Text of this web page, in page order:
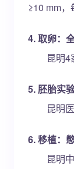
≥10 mm，
4. 取卵：
昆明4家
5. 胚胎实
昆明医
6. 移植：
昆明中